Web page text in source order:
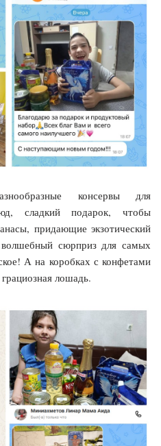
консервы для
сладкий подарок, чтобы
придающие экзотический
сюрприз для самых
А на коробках с конфетами
лошадь.